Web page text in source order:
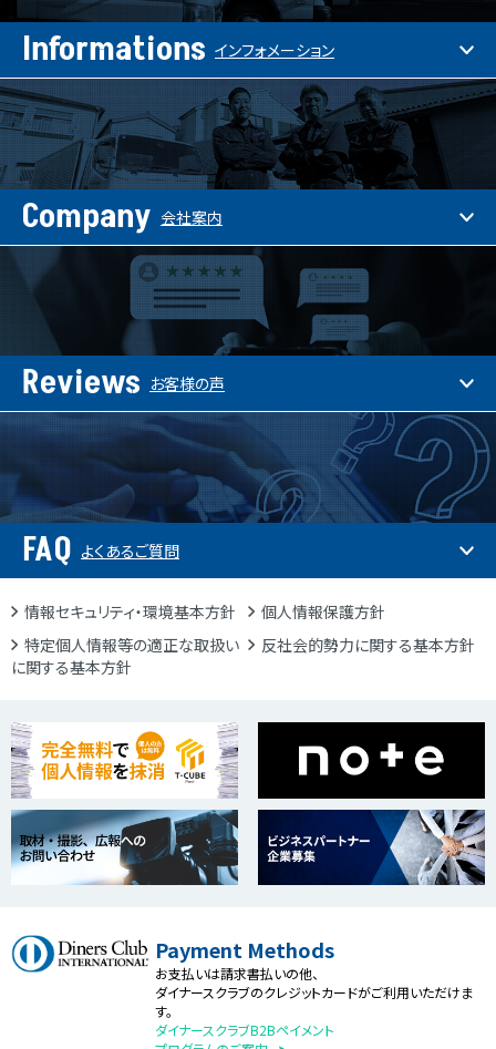
Informations インフォメーション
Company 会社案内
Reviews お客様の声
FAQ よくあるご質問
情報セキュリティ・環境基本方針
個人情報保護方針
特定個人情報等の適正な取扱い
に関する基本方針
反社会的勢力に関する基本方針
Payment Methods
お支払いは請求書払いの他、
ダイナースクラブのクレジットカードがご利用いただけま
す。
ダイナースクラブB2Bペイメント